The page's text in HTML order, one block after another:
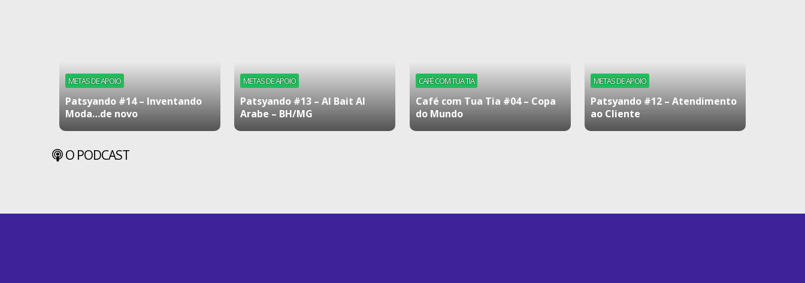
METAS DE APOIO
Patsyando #14 – Inventando
Moda…de novo
METAS DE APOIO
Patsyando #13 – Al Bait Al
Arabe – BH/MG
CAFÉ COM TUA TIA
Café com Tua Tia #04 – Copa
do Mundo
METAS DE APOIO
Patsyando #12 – Atendimento
ao Cliente
O PODCAST